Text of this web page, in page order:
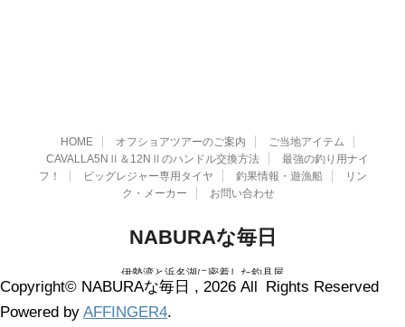
HOME オフショアツアーのご案内
ご当地アイテム
CAVALLA5NⅡ＆12NⅡのハンドル交換方法
最強の釣り用ナイ
フ！
ビッグレジャー専用タイヤ 釣果情報・遊漁船
リン
ク・メーカー
お問い合わせ
NABURAな毎日
伊勢湾と浜名湖に密着した釣具屋
0532-74-1811
Copyright© NABURAな毎日 , 2026 All Rights Reserved
Powered by AFFINGER4.